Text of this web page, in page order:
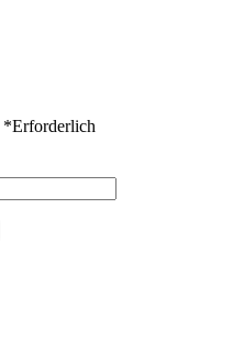
*Erforderlich